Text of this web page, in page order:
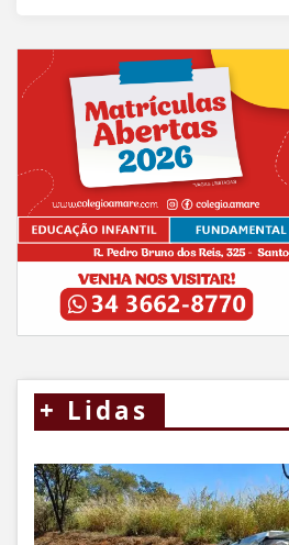
+ Lidas